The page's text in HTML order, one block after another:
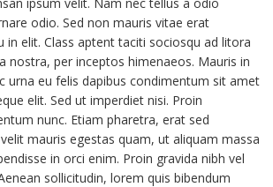
odio. Sed non mauris vitae erat
in elit. Class aptent taciti sociosqu ad litora
nostra, per inceptos himenaeos. Mauris in
urna eu felis dapibus condimentum sit amet
elit. Sed ut imperdiet nisi. Proin
nunc. Etiam pharetra, erat sed
mauris egestas quam, ut aliquam massa
in orci enim. Proin gravida nibh vel
sollicitudin, lorem quis bibendum